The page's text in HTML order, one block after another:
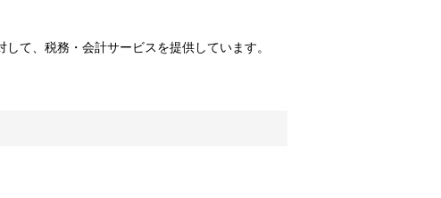
て、税務・会計サービスを提供しています。